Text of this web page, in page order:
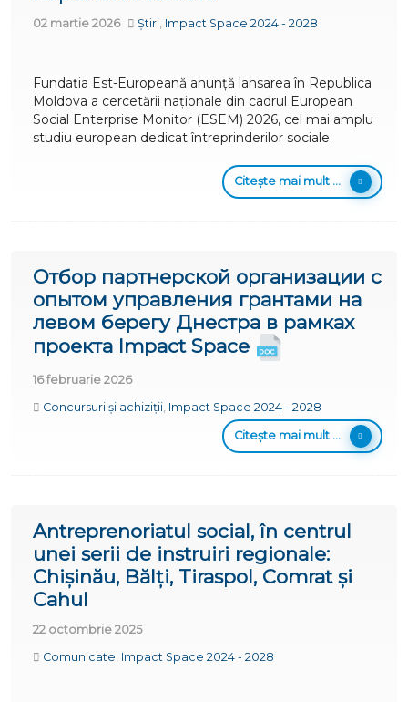
02 martie 2026 Știri, Impact Space 2024 - 2028
Fundația Est-Europeană anunță lansarea în Republica
Moldova a cercetării naționale din cadrul European
Social Enterprise Monitor (ESEM) 2026, cel mai amplu
studiu european dedicat întreprinderilor sociale.
Citește mai mult ...
Отбор партнерской организации с
опытом управления грантами на
левом берегу Днестра в рамках
проекта Impact Space
16 februarie 2026
Concursuri și achiziții, Impact Space 2024 - 2028
Citește mai mult ...
Antreprenoriatul social, în centrul
unei serii de instruiri regionale:
Chișinău, Bălți, Tiraspol, Comrat și
Cahul
22 octombrie 2025
Comunicate, Impact Space 2024 - 2028